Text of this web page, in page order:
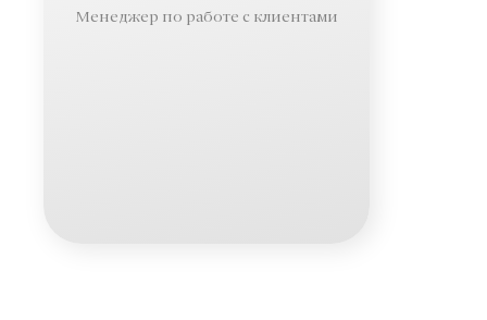
Менеджер по работе с клиентами